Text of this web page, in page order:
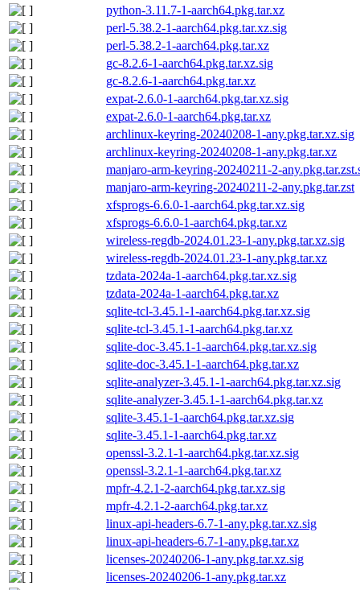
python-3.11.7-1-aarch64.pkg.tar.xz
perl-5.38.2-1-aarch64.pkg.tar.xz.sig
perl-5.38.2-1-aarch64.pkg.tar.xz
gc-8.2.6-1-aarch64.pkg.tar.xz.sig
gc-8.2.6-1-aarch64.pkg.tar.xz
expat-2.6.0-1-aarch64.pkg.tar.xz.sig
expat-2.6.0-1-aarch64.pkg.tar.xz
archlinux-keyring-20240208-1-any.pkg.tar.xz.sig
archlinux-keyring-20240208-1-any.pkg.tar.xz
manjaro-arm-keyring-20240211-2-
manjaro-arm-keyring-20240211-2-any.pkg.tar.zst
xfsprogs-6.6.0-1-aarch64.pkg.tar.xz.sig
xfsprogs-6.6.0-1-aarch64.pkg.tar.xz
wireless-regdb-2024.01.23-1-any.pkg.tar.xz.sig
wireless-regdb-2024.01.23-1-any.pkg.tar.xz
tzdata-2024a-1-aarch64.pkg.tar.xz.sig
tzdata-2024a-1-aarch64.pkg.tar.xz
sqlite-tcl-3.45.1-1-aarch64.pkg.tar.xz.sig
sqlite-tcl-3.45.1-1-aarch64.pkg.tar.xz
sqlite-doc-3.45.1-1-aarch64.pkg.tar.xz.sig
sqlite-doc-3.45.1-1-aarch64.pkg.tar.xz
sqlite-analyzer-3.45.1-1-aarch64.pkg.tar.xz.sig
sqlite-analyzer-3.45.1-1-aarch64.pkg.tar.xz
sqlite-3.45.1-1-aarch64.pkg.tar.xz.sig
sqlite-3.45.1-1-aarch64.pkg.tar.xz
openssl-3.2.1-1-aarch64.pkg.tar.xz.sig
openssl-3.2.1-1-aarch64.pkg.tar.xz
mpfr-4.2.1-2-aarch64.pkg.tar.xz.sig
mpfr-4.2.1-2-aarch64.pkg.tar.xz
linux-api-headers-6.7-1-any.pkg.tar.xz.sig
linux-api-headers-6.7-1-any.pkg.tar.xz
licenses-20240206-1-any.pkg.tar.xz.sig
licenses-20240206-1-any.pkg.tar.xz